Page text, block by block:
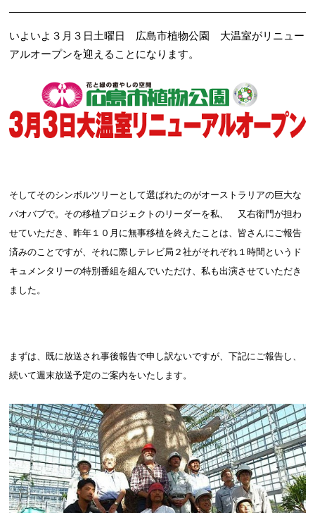
いよいよ３月３日土曜日 広島市植物公園 大温室がリニュー
アルオープンを迎えることになります。
そしてそのシンボルツリーとして選ばれたのがオーストラリアの巨大な
バオバブで。その移植プロジェクトのリーダーを私、 又右衛門が担わ
せていただき、昨年１０月に無事移植を終えたことは、皆さんにご報告
済みのことですが、それに際しテレビ局２社がそれぞれ１時間というド
キュメンタリーの特別番組を組んでいただけ、私も出演させていただき
ました。
まずは、既に放送され事後報告で申し訳ないですが、下記にご報告し、
続いて週末放送予定のご案内をいたします。